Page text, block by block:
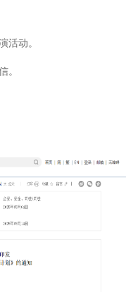
活动。
。